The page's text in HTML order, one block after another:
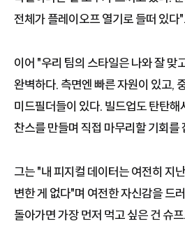
전체가 플레이오프 열기로 들떠 있다"
이어 "우리 팀의 스타일은 나와 잘 맞
완벽하다. 측면엔 빠른 자원이 있고,
미드필더들이 있다. 빌드업도 탄탄해
찬스를 만들며 직접 마무리할 기회를
그는 "내 피지컬 데이터는 여전히 지
변한 게 없다"며 여전한 자신감을 드
돌아가면 가장 먼저 먹고 싶은 건 슈